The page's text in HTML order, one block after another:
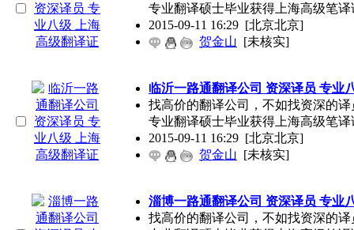
专业翻译硕士毕业获得上海高级笔译
2015-09-11 16:29 [北京北京]
贺金山 [未核实]
临沂一路通翻译公司 资深译员 专业
找高价的翻译公司，不如找资深的
专业翻译硕士毕业获得上海高级笔译
2015-09-11 16:29 [北京北京]
贺金山 [未核实]
淄博一路通翻译公司 资深译员 专业
找高价的翻译公司，不如找资深的